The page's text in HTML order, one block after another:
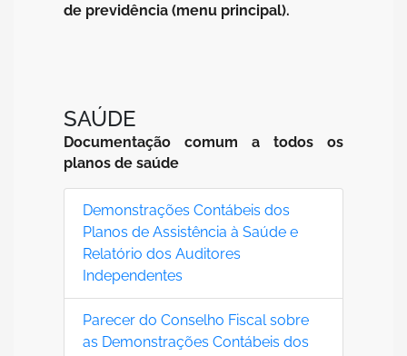
de previdência (menu principal).
SAÚDE
Documentação comum a todos os
planos de saúde
Demonstrações Contábeis dos
Planos de Assistência à Saúde e
Relatório dos Auditores
Independentes
Parecer do Conselho Fiscal sobre
as Demonstrações Contábeis dos